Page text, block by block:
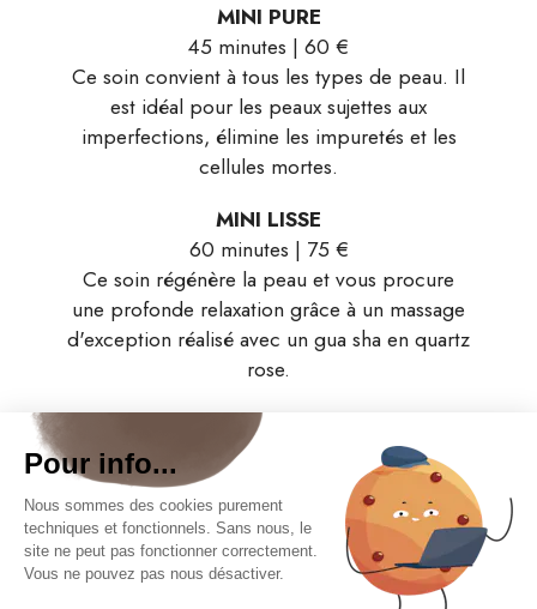
MINI PURE
45 minutes | 60 €
Ce soin convient à tous les types de peau. Il
est idéal pour les peaux sujettes aux
imperfections, élimine les impuretés et les
cellules mortes.
MINI LISSE
60 minutes | 75 €
Ce soin régénère la peau et vous procure
une profonde relaxation grâce à un massage
d'exception réalisé avec un gua sha en quartz
rose.
SOIN INTENSIF HYDRATANT
1h15 | 110 €
Alliance parfaite de technicité et de
sensorialité, ce soin associe des textures ultra
confortables à des actifs de haute
performance pour inonder la peau de bien-
être et lui procurer une sensation